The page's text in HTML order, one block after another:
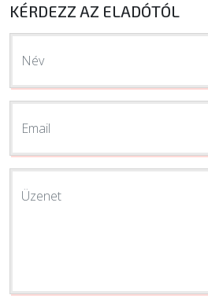
KÉRDEZZ AZ ELADÓTÓL
Név
Email
Üzenet